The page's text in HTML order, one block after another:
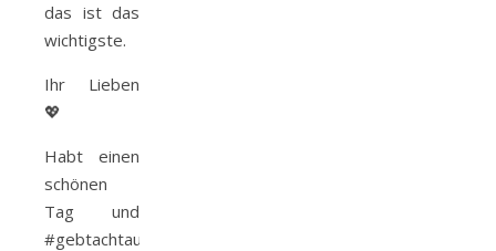
das ist das
wichtigste.
Ihr Lieben
💖
Habt einen
schönen
Tag und
#gebtachtaufeuch